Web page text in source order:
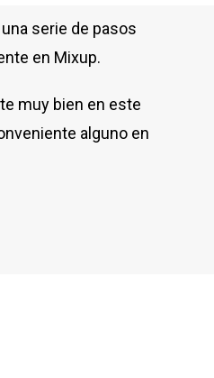
serie de pasos
en Mixup.
muy bien en este
alguno en